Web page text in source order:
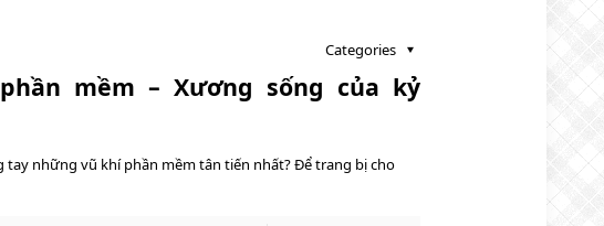
Categories
mềm – Xương sống của kỷ
tay những vũ khí phần mềm tân tiến nhất? Để trang bị cho